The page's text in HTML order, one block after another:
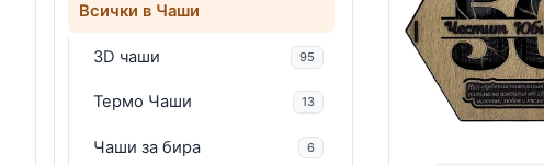
Всички в Чаши
3D чаши 95
Термо Чаши 13
Чаши за бира 6